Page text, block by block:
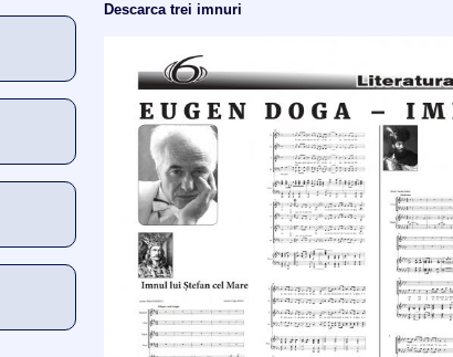
Descarca trei imnuri